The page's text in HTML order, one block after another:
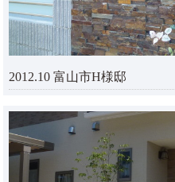
2012.10 富山市H様邸